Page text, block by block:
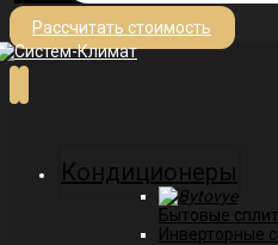
Рассчитать стоимость
Кондиционеры
Бытовые
Инверторные